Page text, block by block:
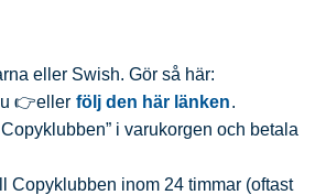
eller Swish. Gör så här:
👉eller följ den här länken.
i varukorgen och betala
Copyklubben inom 24 timmar (oftast